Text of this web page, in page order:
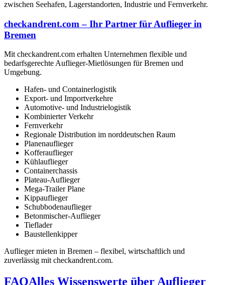
zwischen Seehafen, Lagerstandorten, Industrie und Fernverkehr.
checkandrent.com – Ihr Partner für Auflieger in
Bremen
Mit checkandrent.com erhalten Unternehmen flexible und
bedarfsgerechte Auflieger-Mietlösungen für Bremen und
Umgebung.
Hafen- und Containerlogistik
Export- und Importverkehre
Automotive- und Industrielogistik
Kombinierter Verkehr
Fernverkehr
Regionale Distribution im norddeutschen Raum
Planenauflieger
Kofferauflieger
Kühlauflieger
Containerchassis
Plateau-Auflieger
Mega-Trailer Plane
Kippauflieger
Schubbodenauflieger
Betonmischer-Auflieger
Tieflader
Baustellenkipper
Auflieger mieten in Bremen – flexibel, wirtschaftlich und
zuverlässig mit checkandrent.com.
FAQAlles Wissenswerte über Auflieger